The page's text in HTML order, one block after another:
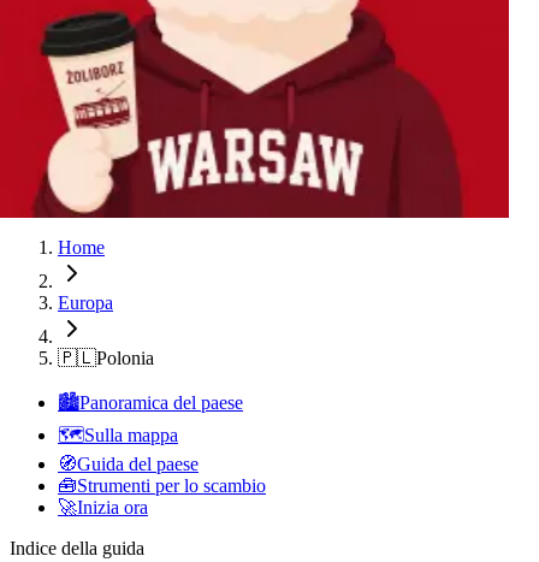
Varsavia
Cracovia
Lodz
Varsavia
Cracovia
Lodz
Varsavia
Cracovia
Lodz
Varsavia
Home
Europa
🇵🇱Polonia
🏙️Panoramica del paese
🗺️Sulla mappa
🧭Guida del paese
🧰Strumenti per lo scambio
🚀Inizia ora
Indice della guida